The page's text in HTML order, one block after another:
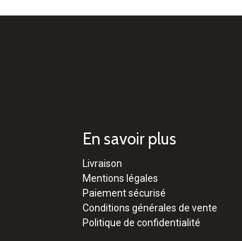
En savoir plus
Livraison
Mentions légales
Paiement sécurisé
Conditions générales de vente
Politique de confidentialité